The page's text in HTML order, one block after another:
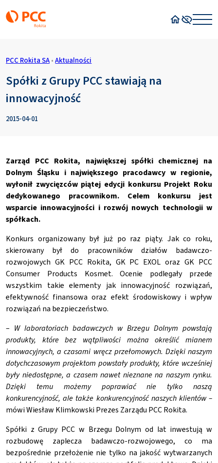
PCC Rokita SA • Aktualności
Spółki z Grupy PCC stawiają na
innowacyjność
2015-04-01
Zarząd PCC Rokita, największej spółki chemicznej na
Dolnym Śląsku i największego pracodawcy w regionie,
wyłonił zwycięzców piątej edycji konkursu Projekt Roku
dedykowanego pracownikom. Celem konkursu jest
wsparcie innowacyjności i rozwój nowych technologii w
spółkach.
Konkurs organizowany był już po raz piąty. Jak co roku,
skierowany był do pracowników działów badawczo-
rozwojowych GK PCC Rokita, GK PC EXOL oraz GK PCC
Consumer Products Kosmet. Ocenie podlegały przede
wszystkim takie elementy jak innowacyjność rozwiązań,
efektywność finansowa oraz efekt środowiskowy i wpływ
rozwiązań na bezpieczeństwo.
– W laboratoriach badawczych w Brzegu Dolnym powstają
produkty, które bez wątpliwości można określić mianem
innowacyjnych, a czasami wręcz przełomowych. Dzięki naszym
dotychczasowym projektom powstały produkty, które wcześniej
były niedostępne, a czasem nawet nieznane na naszym rynku.
Dzięki temu możemy poprawiać nie tylko naszą
konkurencyjność, ale także konkurencyjność naszych klientów –
mówi Wiesław Klimkowski Prezes Zarządu PCC Rokita.
Spółki z Grupy PCC w Brzegu Dolnym od lat inwestują w
rozbudowę zaplecza badawczo-rozwojowego, co ma
bezpośrednie przełożenie nie tylko na jakość wytwarzanych